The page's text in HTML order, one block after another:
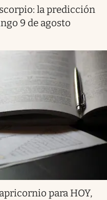
la predicción
9 de agosto
para HOY,